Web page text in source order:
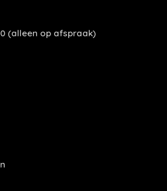
(alleen op afspraak)